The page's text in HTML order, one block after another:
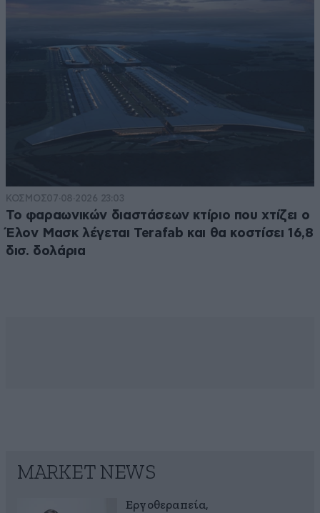
ΚΟΣΜΟΣ07·08·2026 23:03
Το φαραωνικών διαστάσεων κτίριο που χτίζει ο
Έλον Μασκ λέγεται Terafab και θα κοστίσει 16,8
δισ. δολάρια
MARKET NEWS
Εργοθεραπεία,